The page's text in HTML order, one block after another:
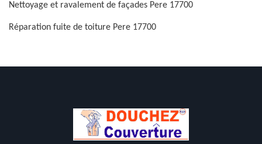
Nettoyage et ravalement de façades Pere 17700
Réparation fuite de toiture Pere 17700